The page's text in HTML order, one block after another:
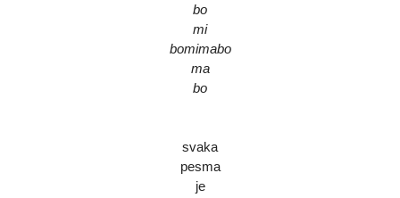
bo
mi
bomimabo
ma
bo
svaka
pesma
je